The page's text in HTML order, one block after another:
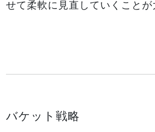
せて柔軟に見直していくことが
バケット戦略